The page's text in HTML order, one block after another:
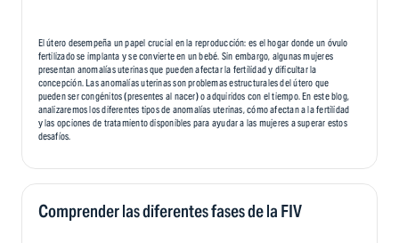
El útero desempeña un papel crucial en la reproducción: es el hogar donde un óvulo
fertilizado se implanta y se convierte en un bebé. Sin embargo, algunas mujeres
presentan anomalías uterinas que pueden afectar la fertilidad y dificultar la
concepción. Las anomalías uterinas son problemas estructurales del útero que
pueden ser congénitos (presentes al nacer) o adquiridos con el tiempo. En este blog,
analizaremos los diferentes tipos de anomalías uterinas, cómo afectan a la fertilidad
y las opciones de tratamiento disponibles para ayudar a las mujeres a superar estos
desafíos.
Comprender las diferentes fases de la FIV